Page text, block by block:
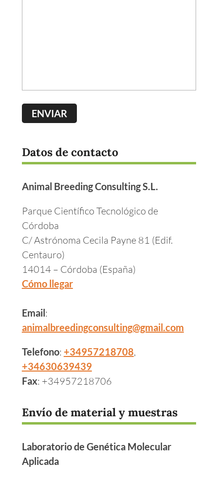
Datos de contacto
Animal Breeding Consulting S.L.
Parque Científico Tecnológico de
Córdoba
C/ Astrónoma Cecila Payne 81 (Edif.
Centauro)
14014 – Córdoba (España)
Cómo llegar
Email:
animalbreedingconsulting@gmail.com
Telefono: +34957218708,
+34630639439
Fax: +34957218706
Envío de material y muestras
Laboratorio de Genética Molecular
Aplicada